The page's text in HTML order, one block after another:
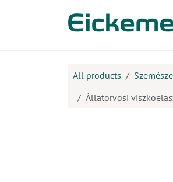
All products
Állatorvosi